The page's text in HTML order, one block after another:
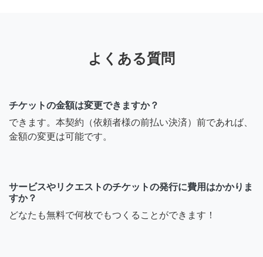
よくある質問
チケットの金額は変更できますか？
できます。本契約（依頼者様の前払い決済）前であれば、
金額の変更は可能です。
サービスやリクエストのチケットの発行に費用はかかりま
すか？
どなたも無料で何枚でもつくることができます！